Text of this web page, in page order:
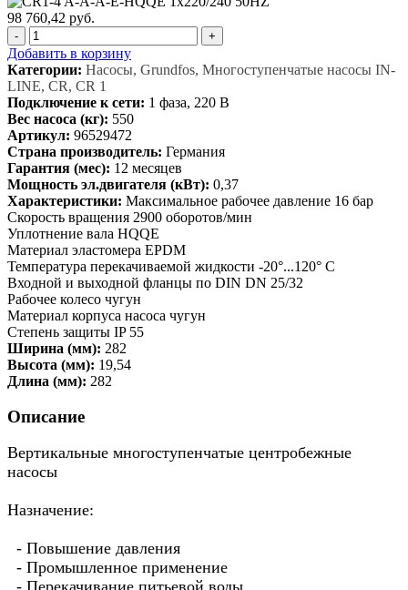
98 760,42 руб.
- +
Добавить в корзину
Категории: Насосы, Grundfos, Многоступенчатые насосы IN-
LINE, CR, CR 1
Подключение к сети: 1 фаза, 220 В
Вес насоса (кг): 550
Артикул: 96529472
Страна производитель: Германия
Гарантия (мес): 12 месяцев
Мощность эл.двигателя (кВт): 0,37
Характеристики: Максимальное рабочее давление 16 бар
Скорость вращения 2900 оборотов/мин
Уплотнение вала HQQE
Материал эластомера EPDM
Температура перекачиваемой жидкости -20°...120° C
Входной и выходной фланцы по DIN DN 25/32
Рабочее колесо чугун
Материал корпуса насоса чугун
Степень защиты IP 55
Ширина (мм): 282
Высота (мм): 19,54
Длина (мм): 282
Описание
Вертикальные многоступенчатые центробежные
насосы
Назначение:
- Повышение давления
- Промышленное применение